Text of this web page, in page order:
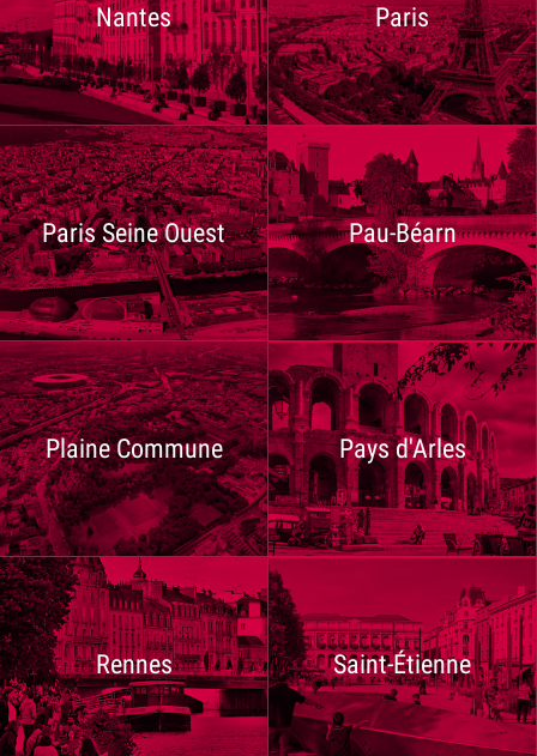
Nantes Paris
Paris Seine Ouest Pau-Béarn
Plaine Commune Pays d'Arles
Rennes Saint-Étienne